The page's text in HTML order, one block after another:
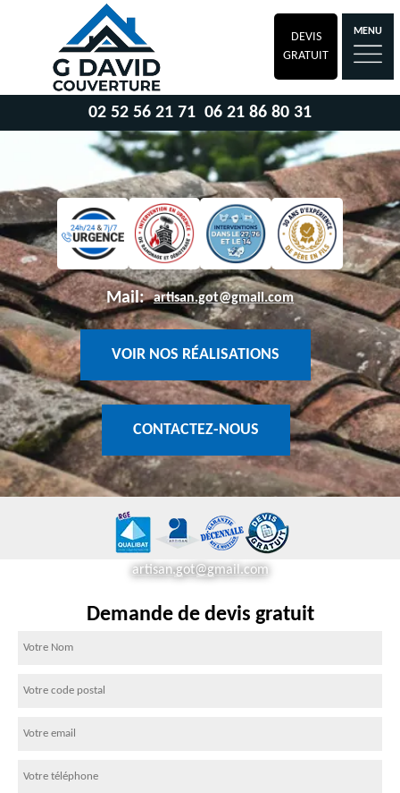
DEVIS
GRATUIT
MENU
02 52 56 21 71 06 21 86 80 31
Mail: artisan.got@gmail.com
VOIR NOS RÉALISATIONS
CONTACTEZ-NOUS
artisan.got@gmail.com
Demande de devis gratuit